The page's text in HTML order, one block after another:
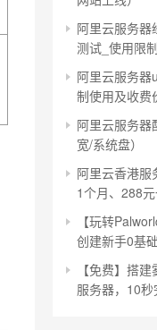
阿里云服务器
测试_使用限
阿里云服务器
制使用及收费
阿里云服务器
宽/系统盘）
阿里云香港
1个月、288
【玩转
创建新手0基
【免费】搭
服务器，10秒